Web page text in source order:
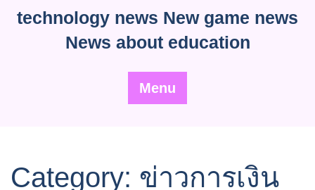
technology news New game news
News about education
Menu
Category: ข่าวการเงิน